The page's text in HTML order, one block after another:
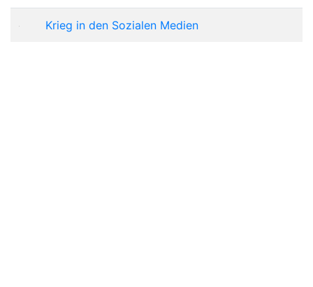
Krieg in den Sozialen Medien